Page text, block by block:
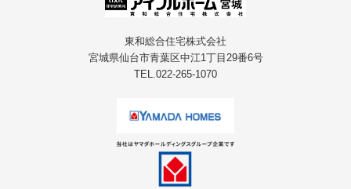
東和総合住宅株式会社
宮城県仙台市青葉区中江1丁目29番6号
TEL.022-265-1070